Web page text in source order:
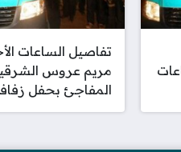
تفاصيل الساعات
مريم عروس
المفاجئ بحفل